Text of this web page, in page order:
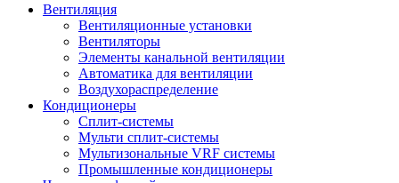
Вентиляция
Вентиляционные установки
Вентиляторы
Элементы канальной вентиляции
Автоматика для вентиляции
Воздухораспределение
Кондиционеры
Сплит-системы
Мульти сплит-системы
Мультизональные VRF системы
Промышленные кондиционеры